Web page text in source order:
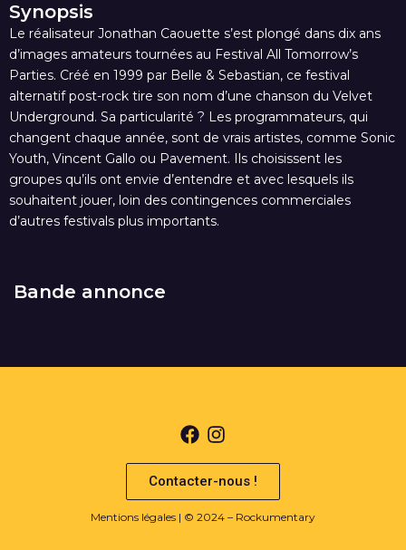
Synopsis
Le réalisateur Jonathan Caouette s’est plongé dans dix ans
d’images amateurs tournées au Festival All Tomorrow’s
Parties. Créé en 1999 par Belle & Sebastian, ce festival
alternatif post-rock tire son nom d’une chanson du Velvet
Underground. Sa particularité ? Les programmateurs, qui
changent chaque année, sont de vrais artistes, comme Sonic
Youth, Vincent Gallo ou Pavement. Ils choisissent les
groupes qu’ils ont envie d’entendre et avec lesquels ils
souhaitent jouer, loin des contingences commerciales
d’autres festivals plus importants.
Bande annonce
Contacter-nous !
Mentions légales | © 2024 – Rockumentary